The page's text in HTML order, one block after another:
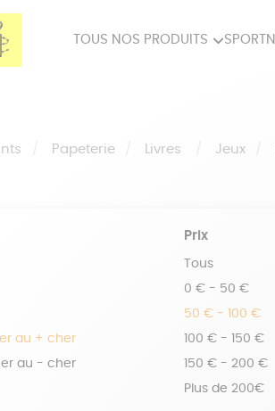
TOUS NOS PRODUITS SPORT
Papeterie Livres Jeux
au + cher
au - cher
Prix
Tous
0 € - 50 €
50 € - 100 €
100 € - 150 €
150 € - 200 €
Plus de 200€